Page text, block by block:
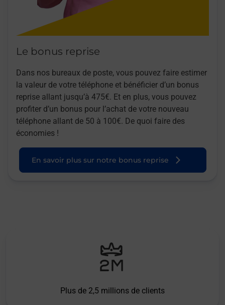
Le bonus reprise
Dans nos bureaux de poste, vous pouvez faire estimer
la valeur de votre téléphone et bénéficier d’un bonus
reprise allant jusqu’à 475€. Et en plus, vous pouvez
profiter d’un bonus pour l’achat de votre nouveau
téléphone allant de 50 à 100€. De quoi faire des
économies !
En savoir plus sur notre bonus reprise
Plus de 2,5 millions de clients